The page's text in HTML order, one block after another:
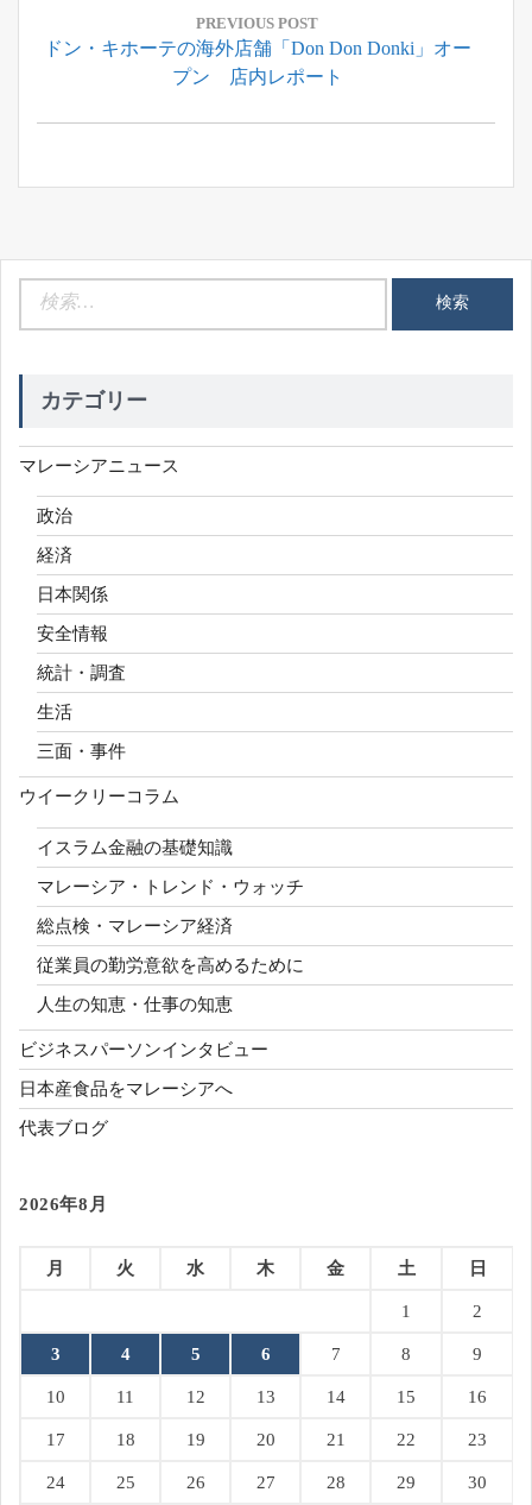
ナ
ゲ
シ
ン
PREVIOUS POST
Previous
ドン・キホーテの海外店舗「Don Don Donki」オー
プン 店内レポート
カテゴリー
マレーシアニュース
政治
経済
日本関係
安全情報
統計・調査
生活
三面・事件
ウイークリーコラム
イスラム金融の基礎知識
マレーシア・トレンド・ウォッチ
総点検・マレーシア経済
従業員の勤労意欲を高めるために
人生の知恵・仕事の知恵
ビジネスパーソンインタビュー
日本産食品をマレーシアへ
代表ブログ
2026年8月
月 火 水 木 金 土 日
1 2
3 4 5 6 7 8 9
10 11 12 13 14 15 16
17 18 19 20 21 22 23
24 25 26 27 28 29 30